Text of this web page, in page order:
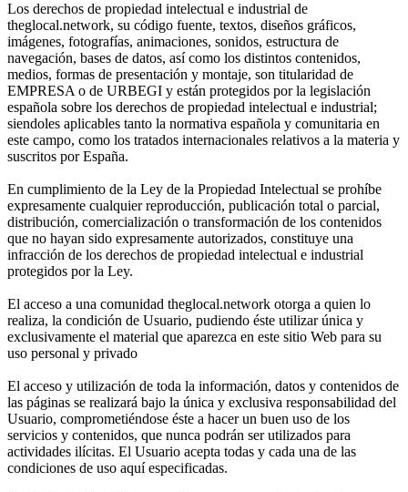
Los derechos de propiedad intelectual e industrial de
theglocal.network, su código fuente, textos, diseños gráficos,
imágenes, fotografías, animaciones, sonidos, estructura de
navegación, bases de datos, así como los distintos contenidos,
medios, formas de presentación y montaje, son titularidad de
EMPRESA o de URBEGI y están protegidos por la legislación
española sobre los derechos de propiedad intelectual e industrial;
siendoles aplicables tanto la normativa española y comunitaria en
este campo, como los tratados internacionales relativos a la materia y
suscritos por España.
En cumplimiento de la Ley de la Propiedad Intelectual se prohíbe
expresamente cualquier reproducción, publicación total o parcial,
distribución, comercialización o transformación de los contenidos
que no hayan sido expresamente autorizados, constituye una
infracción de los derechos de propiedad intelectual e industrial
protegidos por la Ley.
El acceso a una comunidad theglocal.network otorga a quien lo
realiza, la condición de Usuario, pudiendo éste utilizar única y
exclusivamente el material que aparezca en este sitio Web para su
uso personal y privado
El acceso y utilización de toda la información, datos y contenidos de
las páginas se realizará bajo la única y exclusiva responsabilidad del
Usuario, comprometiéndose éste a hacer un buen uso de los
servicios y contenidos, que nunca podrán ser utilizados para
actividades ilícitas. El Usuario acepta todas y cada una de las
condiciones de uso aquí especificadas.